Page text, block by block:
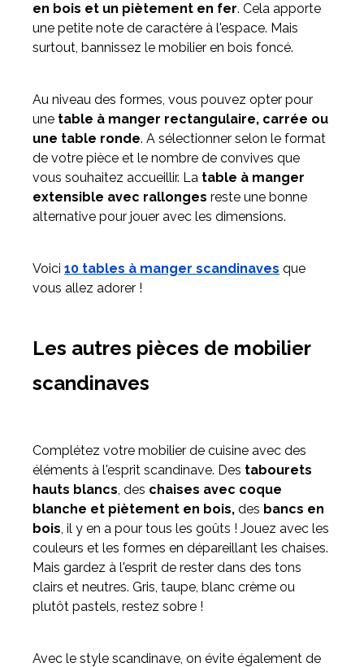
en bois et un piètement en fer. Cela apporte
une petite note de caractère à l'espace. Mais
surtout, bannissez le mobilier en bois foncé.
Au niveau des formes, vous pouvez opter pour
une table à manger rectangulaire, carrée ou
une table ronde. A sélectionner selon le format
de votre pièce et le nombre de convives que
vous souhaitez accueillir. La table à manger
extensible avec rallonges reste une bonne
alternative pour jouer avec les dimensions.
Voici 10 tables à manger scandinaves que
vous allez adorer !
Les autres pièces de mobilier
scandinaves
Complétez votre mobilier de cuisine avec des
éléments à l'esprit scandinave. Des tabourets
hauts blancs, des chaises avec coque
blanche et piètement en bois, des bancs en
bois, il y en a pour tous les goûts ! Jouez avec les
couleurs et les formes en dépareillant les chaises.
Mais gardez à l'esprit de rester dans des tons
clairs et neutres. Gris, taupe, blanc crème ou
plutôt pastels, restez sobre !
Avec le style scandinave, on évite également de